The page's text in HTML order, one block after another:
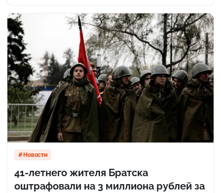
Новости
41-летнего жителя Братска
оштрафовали на 3 миллиона рублей за